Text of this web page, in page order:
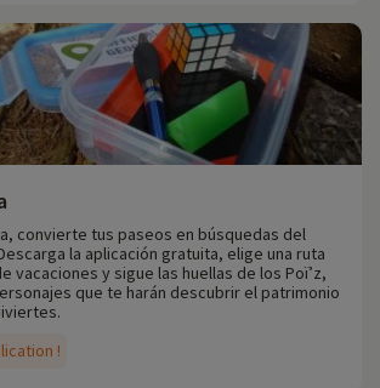
!
convierte tus paseos en búsquedas del
la aplicación gratuita, elige una ruta
vacaciones y sigue las huellas de los Poï’z,
que te harán descubrir el patrimonio